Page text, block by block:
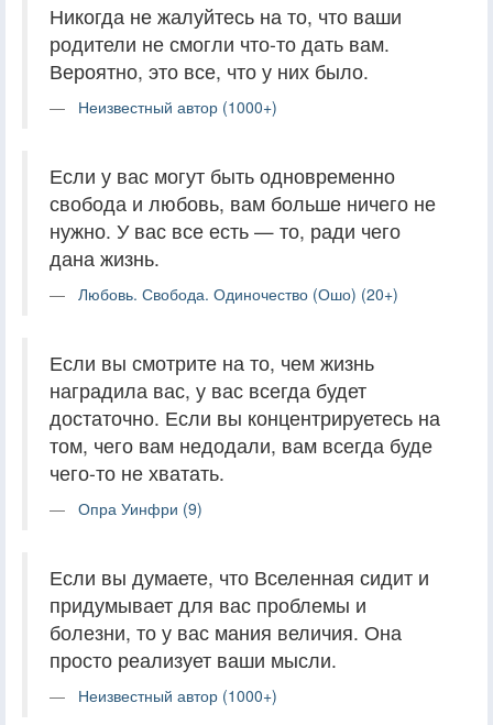
Никогда не жалуйтесь на то, что ваши
родители не смогли что-то дать вам.
Вероятно, это все, что у них было.
Неизвестный автор (1000+)
Если у вас могут быть одновременно
свобода и любовь, вам больше ничего не
нужно. У вас все есть — то, ради чего
дана жизнь.
Любовь. Свобода. Одиночество (Ошо) (20+)
Если вы смотрите на то, чем жизнь
наградила вас, у вас всегда будет
достаточно. Если вы концентрируетесь на
том, чего вам недодали, вам всегда буде
чего-то не хватать.
Опра Уинфри (9)
Если вы думаете, что Вселенная сидит и
придумывает для вас проблемы и
болезни, то у вас мания величия. Она
просто реализует ваши мысли.
Неизвестный автор (1000+)